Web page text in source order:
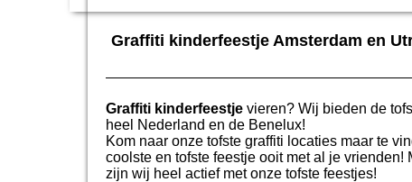
Graffiti kinderfeestje Amsterdam en
Graffiti kinderfeestje vieren? Wij bieden de
heel Nederland en de Benelux!
Kom naar onze tofste graffiti locaties maar te
coolste en tofste feestje ooit met al je
zijn wij heel actief met onze tofste feestjes!